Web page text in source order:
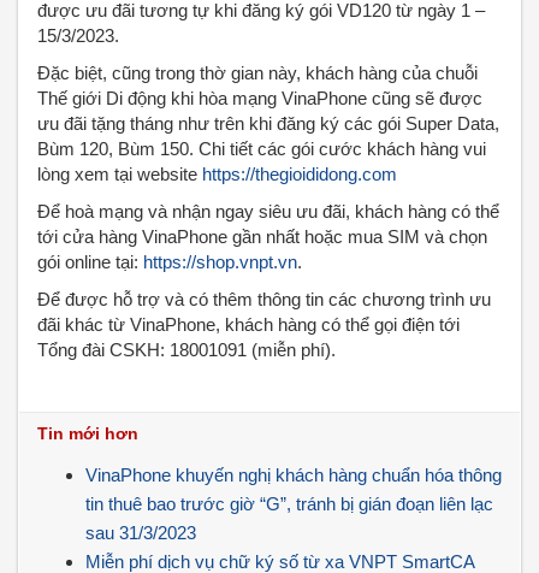
được ưu đãi tương tự khi đăng ký gói VD120 từ ngày 1 –
15/3/2023.
Đặc biệt, cũng trong thờ gian này, khách hàng của chuỗi
Thế giới Di động khi hòa mạng VinaPhone cũng sẽ được
ưu đãi tặng tháng như trên khi đăng ký các gói Super Data,
Bùm 120, Bùm 150. Chi tiết các gói cước khách hàng vui
lòng xem tại website https://thegioididong.com
Để hoà mạng và nhận ngay siêu ưu đãi, khách hàng có thể
tới cửa hàng VinaPhone gần nhất hoặc mua SIM và chọn
gói online tại: https://shop.vnpt.vn.
Để được hỗ trợ và có thêm thông tin các chương trình ưu
đãi khác từ VinaPhone, khách hàng có thể gọi điện tới
Tổng đài CSKH: 18001091 (miễn phí).
Tin mới hơn
VinaPhone khuyến nghị khách hàng chuẩn hóa thông
tin thuê bao trước giờ “G”, tránh bị gián đoạn liên lạc
sau 31/3/2023
Miễn phí dịch vụ chữ ký số từ xa VNPT SmartCA